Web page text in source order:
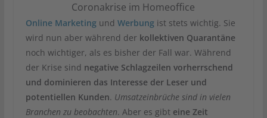
Coronakrise im Homeoffice
Online Marketingund Werbungist stets wichtig. Sie
wird nun aber während der kollektiven Quarantäne
noch wichtiger, als es bisher der Fall war. Während
der Krise sind negative Schlagzeilen vorherrschend
und dominieren das Interesse der Leser und
potentiellen Kunden. Umsatzeinbrüche sind in vielen
Branchen zu beobachten. Aber es gibt eine Zeit